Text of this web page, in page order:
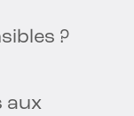
?
aux